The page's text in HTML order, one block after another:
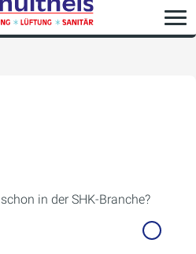
in der SHK-Branche?